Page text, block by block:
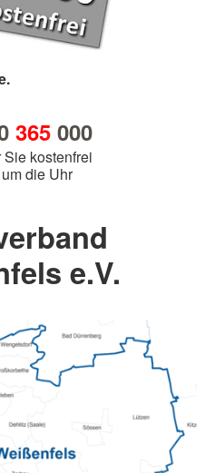
365000
Sie kostenfrei
die Uhr
e.V.